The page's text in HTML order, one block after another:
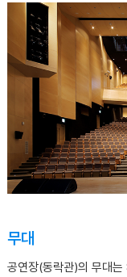
무대
공연장(동락관)의 무대